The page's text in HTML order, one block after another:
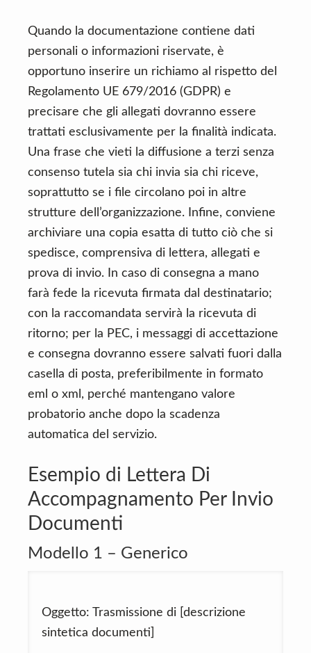
Quando la documentazione contiene dati
personali o informazioni riservate, è
opportuno inserire un richiamo al rispetto del
Regolamento UE 679/2016 (GDPR) e
precisare che gli allegati dovranno essere
trattati esclusivamente per la finalità indicata.
Una frase che vieti la diffusione a terzi senza
consenso tutela sia chi invia sia chi riceve,
soprattutto se i file circolano poi in altre
strutture dell’organizzazione. Infine, conviene
archiviare una copia esatta di tutto ciò che si
spedisce, comprensiva di lettera, allegati e
prova di invio. In caso di consegna a mano
farà fede la ricevuta firmata dal destinatario;
con la raccomandata servirà la ricevuta di
ritorno; per la PEC, i messaggi di accettazione
e consegna dovranno essere salvati fuori dalla
casella di posta, preferibilmente in formato
eml o xml, perché mantengano valore
probatorio anche dopo la scadenza
automatica del servizio.
Esempio di Lettera Di
Accompagnamento Per Invio
Documenti
Modello 1 – Generico
Oggetto: Trasmissione di [descrizione
sintetica documenti]